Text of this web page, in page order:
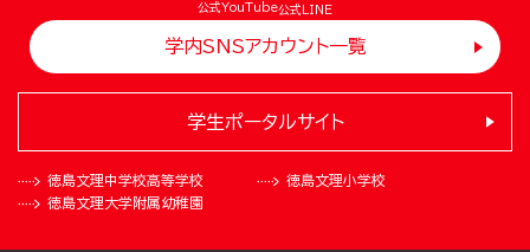
公式YouTube公式LINE
学内SNSアカウント一覧
徳島文理中学校高等学校
徳島文理小学校
徳島文理大学附属幼稚園
学生ポータルサイト